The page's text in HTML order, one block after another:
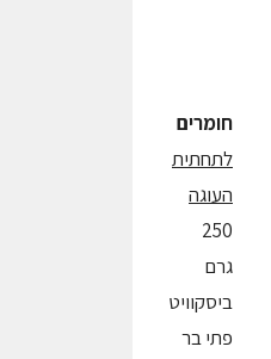
חומרים
לתחתית
העוגה
250
גרם
ביסקוויט
פתי בר